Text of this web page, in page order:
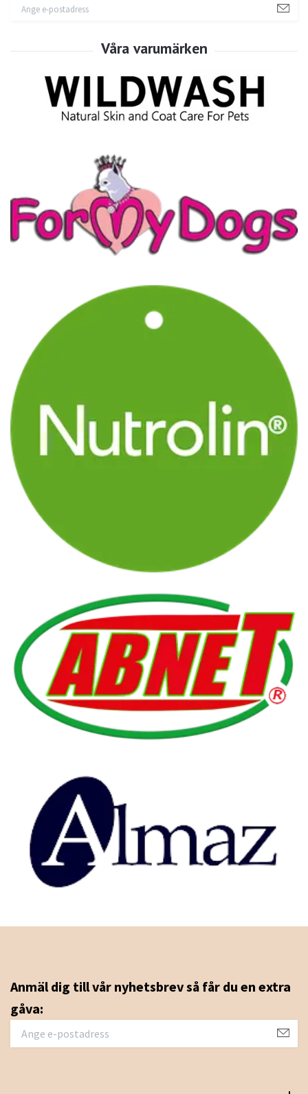
Anmäl dig till vår nyhetsbrev så får du en extra
gåva: